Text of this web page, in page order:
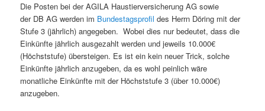
Die Posten bei der AGILA Haustierversicherung AG sowie
der DB AG werden im Bundestagsprofil des Herrn Döring mit der
Stufe 3 (jährlich) angegeben. Wobei dies nur bedeutet, dass die
Einkünfte jährlich ausgezahlt werden und jeweils 10.000€
(Höchststufe) übersteigen. Es ist ein kein neuer Trick, solche
Einkünfte jährlich anzugeben, da es wohl peinlich wäre
monatliche Einkünfte mit der Höchststufe 3 (über 10.000€)
anzugeben.